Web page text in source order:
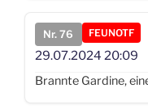
Nr. 76 FEUNOTF
29.07.2024 20:09
Brannte Gardine,